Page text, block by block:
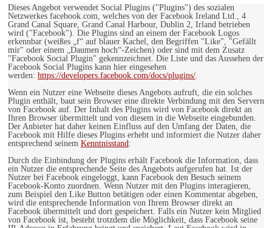
Dieses Angebot verwendet Social Plugins ("Plugins") des sozialen
Netzwerkes facebook.com, welches von der Facebook Ireland Ltd., 4
Grand Canal Square, Grand Canal Harbour, Dublin 2, Irland betrieben
wird ("Facebook"). Die Plugins sind an einem der Facebook Logos
erkennbar (weißes „f“ auf blauer Kachel, den Begriffen "Like", "Gefällt
mir" oder einem „Daumen hoch“-Zeichen) oder sind mit dem Zusatz
"Facebook Social Plugin" gekennzeichnet. Die Liste und das Aussehen der
Facebook Social Plugins kann hier eingesehen
werden: https://developers.facebook.com/docs/plugins/.
Wenn ein Nutzer eine Webseite dieses Angebots aufruft, die ein solches
Plugin enthält, baut sein Browser eine direkte Verbindung mit den Servern
von Facebook auf. Der Inhalt des Plugins wird von Facebook direkt an
Ihren Browser übermittelt und von diesem in die Webseite eingebunden.
Der Anbieter hat daher keinen Einfluss auf den Umfang der Daten, die
Facebook mit Hilfe dieses Plugins erhebt und informiert die Nutzer daher
entsprechend seinem Kenntnisstand:
Durch die Einbindung der Plugins erhält Facebook die Information, dass
ein Nutzer die entsprechende Seite des Angebots aufgerufen hat. Ist der
Nutzer bei Facebook eingeloggt, kann Facebook den Besuch seinem
Facebook-Konto zuordnen. Wenn Nutzer mit den Plugins interagieren,
zum Beispiel den Like Button betätigen oder einen Kommentar abgeben,
wird die entsprechende Information von Ihrem Browser direkt an
Facebook übermittelt und dort gespeichert. Falls ein Nutzer kein Mitglied
von Facebook ist, besteht trotzdem die Möglichkeit, dass Facebook seine